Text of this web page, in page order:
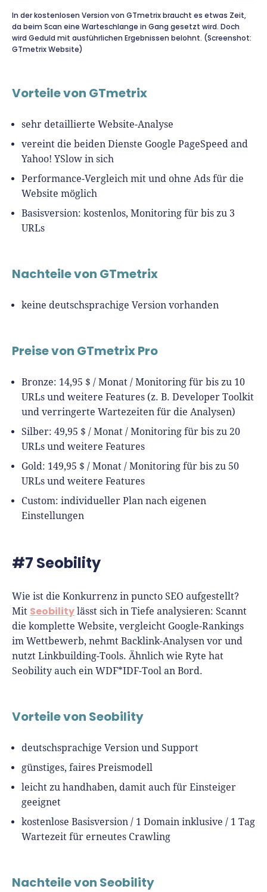
In der kostenlosen Version von GTmetrix braucht es etwas Zeit,
da beim Scan eine Warteschlange in Gang gesetzt wird. Doch
wird Geduld mit ausführlichen Ergebnissen belohnt. (Screenshot:
GTmetrix Website)
Vorteile von GTmetrix
sehr detaillierte Website-Analyse
vereint die beiden Dienste Google PageSpeed and
Yahoo! YSlow in sich
Performance-Vergleich mit und ohne Ads für die
Website möglich
Basisversion: kostenlos, Monitoring für bis zu 3
URLs
Nachteile von GTmetrix
keine deutschsprachige Version vorhanden
Preise von GTmetrix Pro
Bronze: 14,95 $ / Monat / Monitoring für bis zu 10
URLs und weitere Features (z. B. Developer Toolkit
und verringerte Wartezeiten für die Analysen)
Silber: 49,95 $ / Monat / Monitoring für bis zu 20
URLs und weitere Features
Gold: 149,95 $ / Monat / Monitoring für bis zu 50
URLs und weitere Features
Custom: individueller Plan nach eigenen
Einstellungen
#7 Seobility
Wie ist die Konkurrenz in puncto SEO aufgestellt?
Mit Seobility lässt sich in Tiefe analysieren: Scannt
die komplette Website, vergleicht Google-Rankings
im Wettbewerb, nehmt Backlink-Analysen vor und
nutzt Linkbuilding-Tools. Ähnlich wie Ryte hat
Seobility auch ein WDF*IDF-Tool an Bord.
Vorteile von Seobility
deutschsprachige Version und Support
günstiges, faires Preismodell
leicht zu handhaben, damit auch für Einsteiger
geeignet
kostenlose Basisversion / 1 Domain inklusive / 1 Tag
Wartezeit für erneutes Crawling
Nachteile von Seobility